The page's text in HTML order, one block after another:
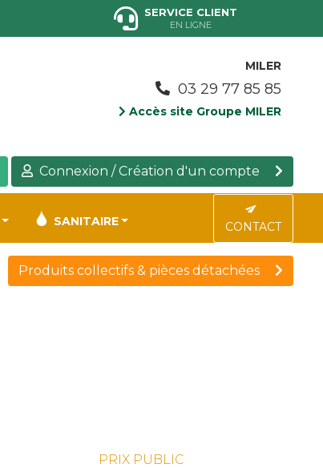
SERVICE CLIENT
EN LIGNE
MILER
03 29 77 85 85
Accès site Groupe MILER
Connexion / Création d'un compte
SANITAIRE CONTACT
Produits collectifs & pièces détachées
PRIX PUBLIC